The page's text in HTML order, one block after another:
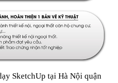
SketchUp tại Hà Nội quận